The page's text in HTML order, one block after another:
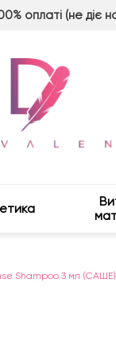
оплаті (не діє
Shampoo 3 мл (САШЕ)